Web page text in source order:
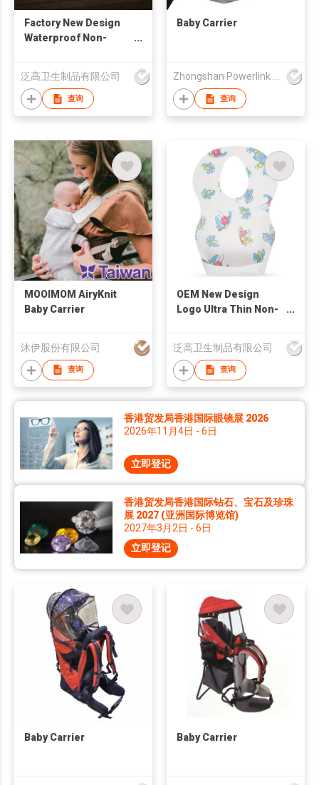
Factory New Design
Waterproof Non-
Feeding
泛高卫生制品有限公司
查询
Baby Carrier
Zhongshan Powerlink Baby Products Co Ltd
查询
MOOIMOM AiryKnit
Baby Carrier
沐伊股份有限公司
查询
OEM New Design
Logo Ultra Thin Non-
泛高卫生制品有限公司
查询
香港贸发局香港国际眼镜展 2026
2026年11月4日 - 6日
立即登记
香港贸发局香港国际钻石、宝石及珍珠
展 2027 (亚洲国际博览馆)
2027年3月2日 - 6日
立即登记
Baby Carrier Baby Carrier